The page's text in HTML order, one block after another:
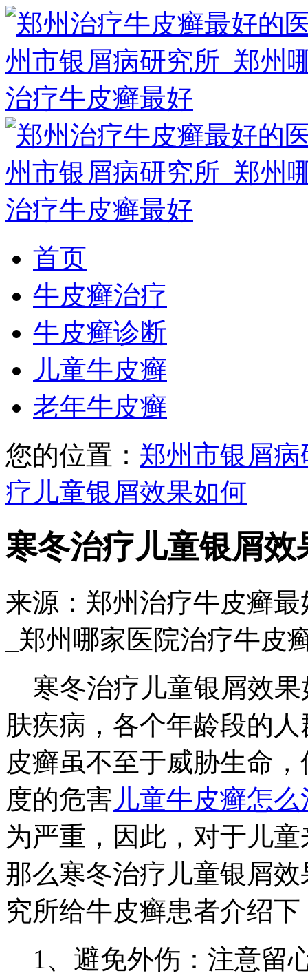
首页
牛皮癣治疗
牛皮癣诊断
儿童牛皮癣
老年牛皮癣
您的位置： 郑州市银屑病
疗儿童银屑效果如何
寒冬治疗儿童银屑效
来源：郑州治疗牛皮癣
_郑州哪家医院治疗牛皮
寒冬治疗儿童银屑效果
肤疾病，各个年龄段的
皮癣虽不至于威胁生命
度的危害 儿童牛皮癣怎
为严重，因此，对于儿
那么寒冬治疗儿童银屑
究所给牛皮癣患者介绍
1、避免外伤：注意留